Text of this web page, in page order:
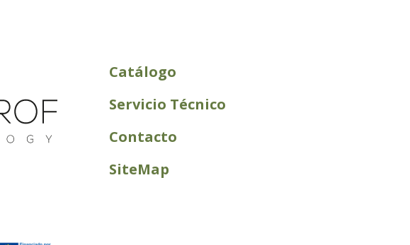
Catálogo
Servicio Técnico
Contacto
SiteMap